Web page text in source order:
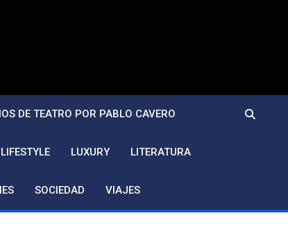
DE TEATRO POR PABLO CAVERO
LIFESTYLE LUXURY LITERATURA
SOCIEDAD VIAJES